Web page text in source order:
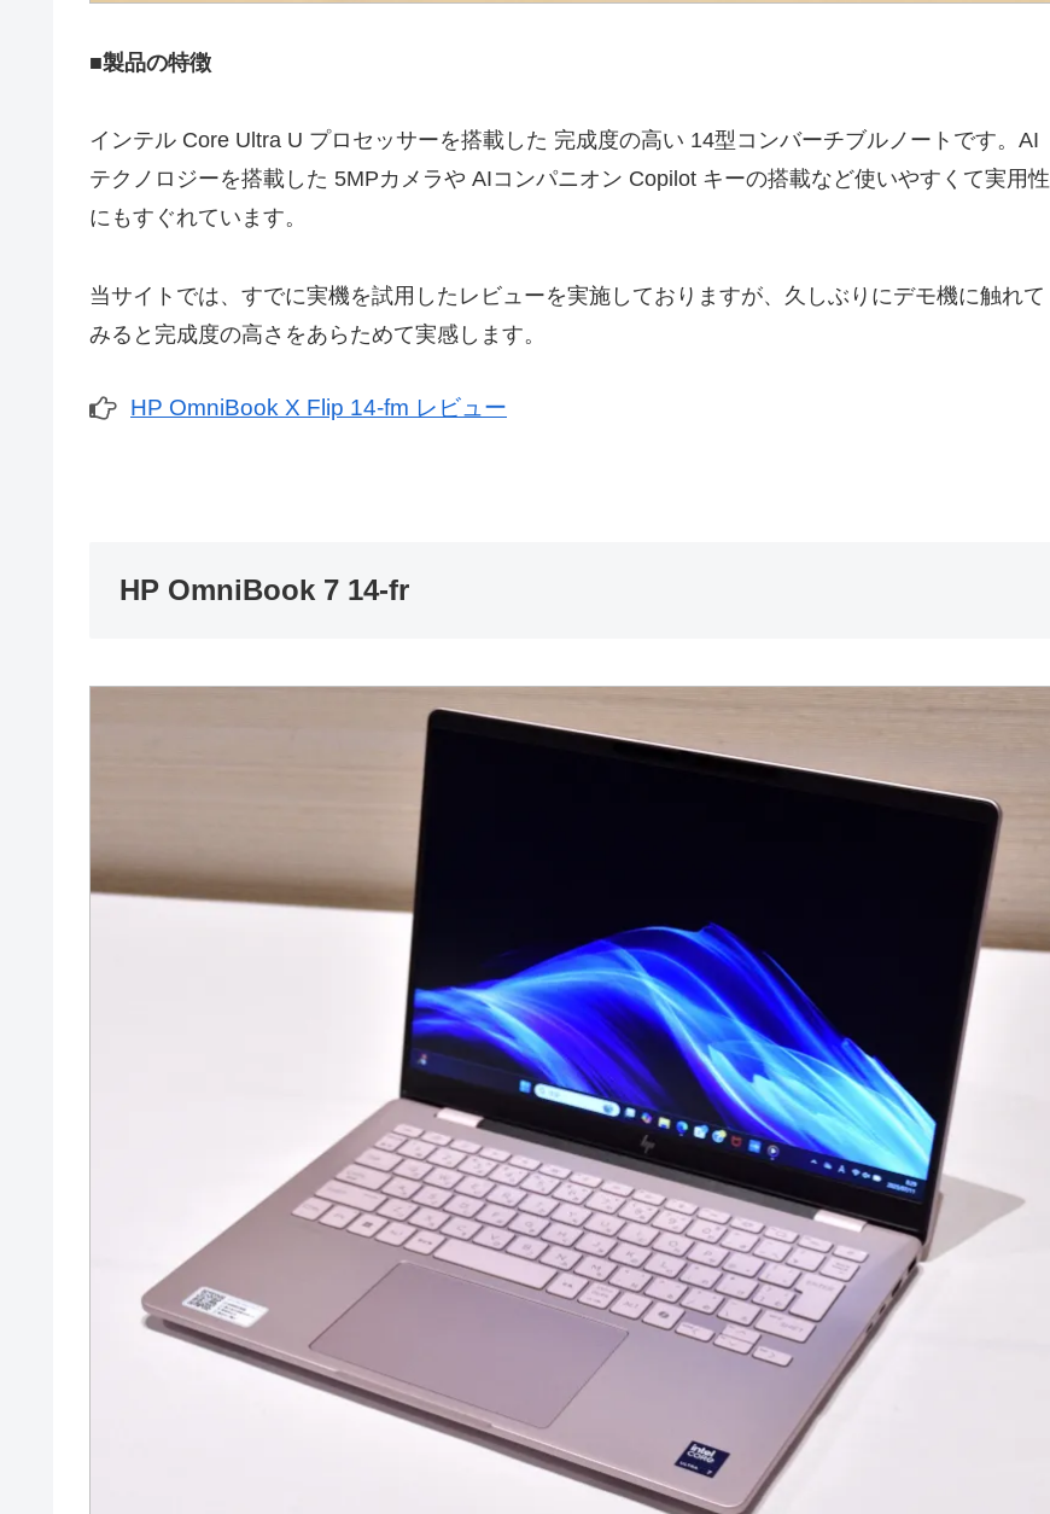
■製品の特徴
インテル Core Ultra U プロセッサーを搭載した 完成度の高い 14型コンバーチブルノートです。AI
テクノロジーを搭載した 5MPカメラや AIコンパニオン Copilot キーの搭載など使いやすくて実用性
にもすぐれています。
当サイトでは、すでに実機を試用したレビューを実施しておりますが、久しぶりにデモ機に触れて
みると完成度の高さをあらためて実感します。
HP OmniBook X Flip 14-fm レビュー
HP OmniBook 7 14-fr